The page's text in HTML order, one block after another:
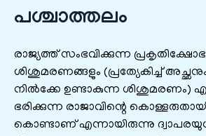
പശ്ചാത്തലം
രാജ്യത്ത്‌ സംഭവിക്കുന്ന
ശിശുമരണങ്ങളും (പ്രത്യേകിച്ച്‌
നില്‍ക്കേ ഉണ്ടാകുന്ന ശിശുമരണം)
ഭരിക്കുന്ന രാജാവിന്റെ
കൊണ്ടാണ്‌ എന്നായിരുന്നു